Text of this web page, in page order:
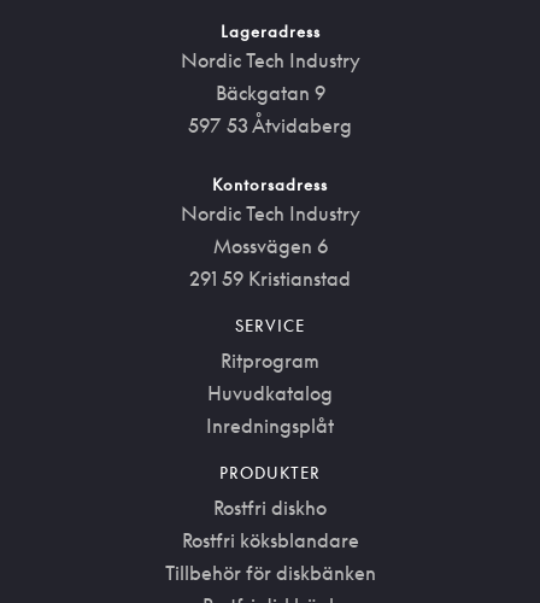
Lageradress
Nordic Tech Industry
Bäckgatan 9
597 53 Åtvidaberg
Kontorsadress
Nordic Tech Industry
Mossvägen 6
291 59 Kristianstad
SERVICE
Ritprogram
Huvudkatalog
Inredningsplåt
PRODUKTER
Rostfri diskho
Rostfri köksblandare
Tillbehör för diskbänken